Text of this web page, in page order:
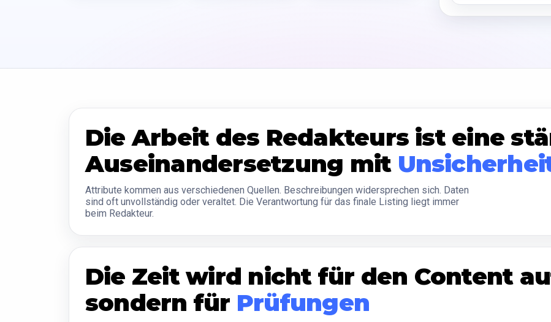
Die Arbeit des Redakteurs ist eine
Auseinandersetzung mit
Attribute kommen aus verschiedenen Quellen. Beschreibungen widersprechen sich. Daten
sind oft unvollständig oder veraltet. Die Verantwortung für das finale Listing liegt immer
beim Redakteur.
Die Zeit wird nicht für den Content
sondern für Prüfungen